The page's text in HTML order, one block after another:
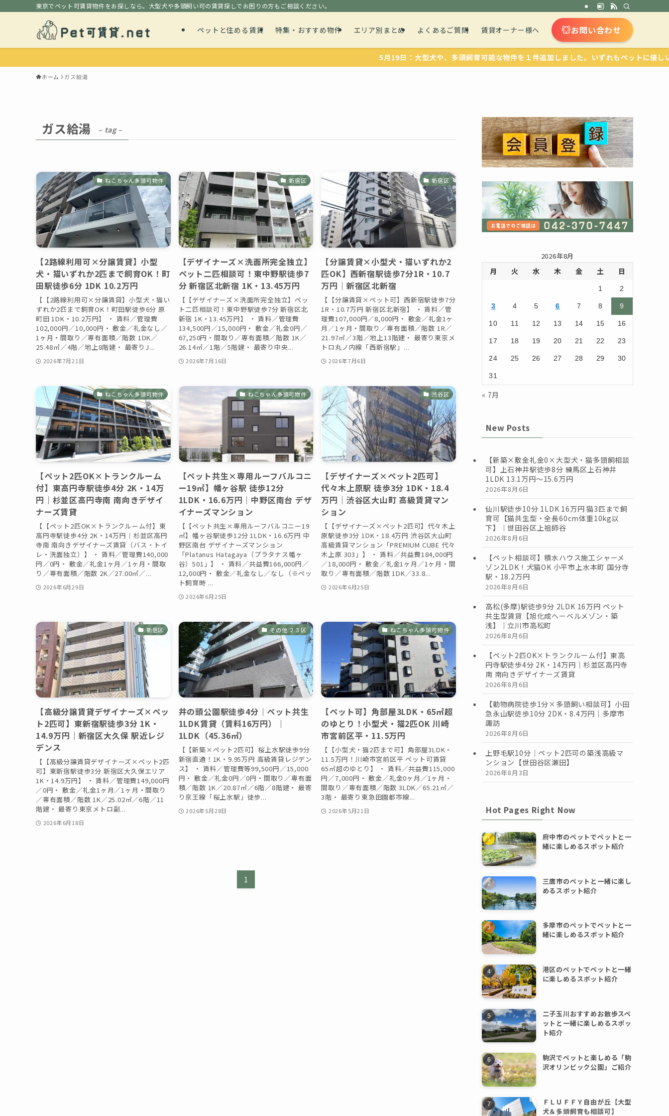
東京でペット可賃貸物件をお探しなら。大型犬や多頭飼い可の賃貸探しでお困りの方もご相談ください。
ペットと住める賃貸 特集・おすすめ物件 エリア別まとめ よくあるご質問 賃貸オーナー様へ お問い合わせ
5月19日：大型犬や、多頭飼育可能な物件を１件追加しました。いずれもペットに優しい設備が
ホーム ガス給湯
ガス給湯 – tag –
ねこちゃん多頭可物件
【2路線利用可×分譲賃貸】小型
犬・猫いずれか2匹まで飼育OK！町
田駅徒歩6分 1DK 10.2万円
【【2路線利用可×分譲賃貸】小型犬・猫い
ずれか2匹まで飼育OK！町田駅徒歩6分 原
町田 1DK・10.2万円】 ・ 賃料／管理費
102,000円／10,000円・ 敷金／礼金なし／
1ヶ月・間取り／専有面積／階数 1DK／
25.48㎡／4階／地上8階建・ 最寄りJ...
2026年7月21日
新宿区
【デザイナーズ×洗面所完全独立】
ペット二匹相談可！東中野駅徒歩7
分 新宿区北新宿 1K・13.45万円
【【デザイナーズ×洗面所完全独立】ペッ
ト二匹相談可！東中野駅徒歩7分 新宿区北
新宿 1K・13.45万円】 ・ 賃料／管理費
134,500円／15,000円・ 敷金／礼金0円／
67,250円・間取り／専有面積／階数 1K／
26.14㎡／1階／5階建・ 最寄り中央...
2026年7月16日
新宿区
【分譲賃貸×小型犬・猫いずれか2
匹OK】西新宿駅徒歩7分1R・10.7
万円｜新宿区北新宿
【【分譲賃貸×ペット可】西新宿駅徒歩7分
1R・10.7万円 新宿区北新宿】 ・ 賃料／管
理費107,000円／8,000円・ 敷金／礼金1ヶ
月／1ヶ月・間取り／専有面積／階数 1R／
21.97㎡／3階／地上13階建・ 最寄り東京メ
トロ丸ノ内線「西新宿駅」...
2026年7月6日
ねこちゃん多頭可物件
【ペット2匹OK×トランクルーム
付】東高円寺駅徒歩4分 2K・14万
円｜杉並区高円寺南 南向きデザイ
ナーズ賃貸
【【ペット2匹OK×トランクルーム付】東
高円寺駅徒歩4分 2K・14万円｜杉並区高円
寺南 南向きデザイナーズ賃貸（バス・トイ
レ・洗面独立）】 ・ 賃料／管理費140,000
円／0円・ 敷金／礼金1ヶ月／1ヶ月・間取
り／専有面積／階数 2K／27.00㎡／...
2026年6月29日
ねこちゃん多頭可物件
【ペット共生×専用ルーフバルコニ
ー19㎡】幡ヶ谷駅 徒歩12分
1LDK・16.6万円｜中野区南台 デザ
イナーズマンション
【【ペット共生×専用ルーフバルコニー19
㎡】幡ヶ谷駅徒歩12分 1LDK・16.6万円 中
野区南台 デザイナーズマンション
「Platanus Hatagaya（プラタナス幡ヶ
谷）501」】 ・ 賃料／共益費166,000円／
12,000円・ 敷金／礼金なし／なし（※ペッ
ト飼育時 ...
2026年6月25日
渋谷区
【デザイナーズ×ペット2匹可】
代々木上原駅 徒歩3分 1DK・18.4
万円｜渋谷区大山町 高級賃貸マン
ション
【【デザイナーズ×ペット2匹可】代々木上
原駅徒歩3分 1DK・18.4万円 渋谷区大山町
高級賃貸マンション「PREMIUM CUBE 代々
木上原 303」】 ・ 賃料／共益費184,000円
／18,000円・ 敷金／礼金1ヶ月／1ヶ月・間
取り／専有面積／階数 1DK／33.8...
2026年6月25日
新宿区
【高級分譲賃貸デザイナーズ×ペッ
ト2匹可】東新宿駅徒歩3分 1K・
14.9万円｜新宿区大久保 駅近レジ
デンス
【【高級分譲賃貸デザイナーズ×ペット2匹
可】東新宿駅徒歩3分 新宿区大久保エリア
1K・14.9万円】 ・ 賃料／管理費149,000円
／0円・ 敷金／礼金1ヶ月／1ヶ月・間取り
／専有面積／階数 1K／25.02㎡／6階／11
階建・ 最寄り東京メトロ副...
2026年6月18日
その他 ２３区
井の頭公園駅徒歩4分｜ペット共生
1LDK賃貸（賃料16万円）｜
1LDK（45.36㎡）
【【新築×ペット2匹可】桜上水駅徒歩9分
新宿直通！1K・9.95万円 高級賃貸レジデン
ス】 ・ 賃料／管理費等99,500円／15,000
円・ 敷金／礼金0円／0円・間取り／専有面
積／階数 1K／20.87㎡／6階／8階建・ 最寄
り京王線「桜上水駅」徒歩...
2026年5月28日
ねこちゃん多頭可物件
【ペット可】角部屋3LDK・65㎡超
のゆとり！小型犬・猫2匹OK 川崎
市宮前区平・11.5万円
【【小型犬・猫2匹まで可】角部屋3LDK・
11.5万円！川崎市宮前区平 ペット可賃貸
65㎡超のゆとり】 ・ 賃料／共益費115,000
円／7,000円・ 敷金／礼金0ヶ月／1ヶ月・
間取り／専有面積／階数 3LDK／65.21㎡／
3階・ 最寄り東急田園都市線...
2026年5月21日
1
2026年8月
月 火 水 木 金 土 日
1 2
3 4 5 6 7 8 9
10 11 12 13 14 15 16
17 18 19 20 21 22 23
24 25 26 27 28 29 30
31
« 7月
New Posts
【新築×敷金礼金0×大型犬・猫多頭飼相談
可】上石神井駅徒歩8分 練馬区上石神井
1LDK 13.1万円〜15.6万円
2026年8月6日
仙川駅徒歩10分 1LDK 16万円 猫3匹まで飼
育可【猫共生型・全長60cm体重10kg以
下】｜世田谷区上祖師谷
2026年8月6日
【ペット相談可】積水ハウス施工シャーメ
ゾン2LDK！犬猫OK 小平市上水本町 国分寺
駅・18.2万円
2026年8月6日
高松(多摩)駅徒歩9分 2LDK 16万円 ペット
共生型賃貸【旭化成ヘーベルメゾン・築
浅】｜立川市高松町
2026年8月6日
【ペット2匹OK×トランクルーム付】東高
円寺駅徒歩4分 2K・14万円｜杉並区高円寺
南 南向きデザイナーズ賃貸
2026年8月6日
【動物病院徒歩1分×多頭飼い相談可】小田
急永山駅徒歩10分 2DK・8.4万円｜多摩市
諏訪
2026年8月6日
上野毛駅10分｜ペット2匹可の築浅高級マ
ンション【世田谷区瀬田】
2026年8月3日
Hot Pages Right Now
府中市のペットでペットと一
緒に楽しめるスポット紹介
三鷹市のペットと一緒に楽し
めるスポット紹介
多摩市のペットでペットと一
緒に楽しめるスポット紹介
港区のペットでペットと一緒
に楽しめるスポット紹介
二子玉川おすすめお散歩スペ
ットと一緒に楽しめるスポッ
ト紹介
駒沢でペットと楽しめる「駒
沢オリンピック公園」ご紹介
ＦＬＵＦＦＹ自由が丘【大型
犬＆多頭飼育も相談可】